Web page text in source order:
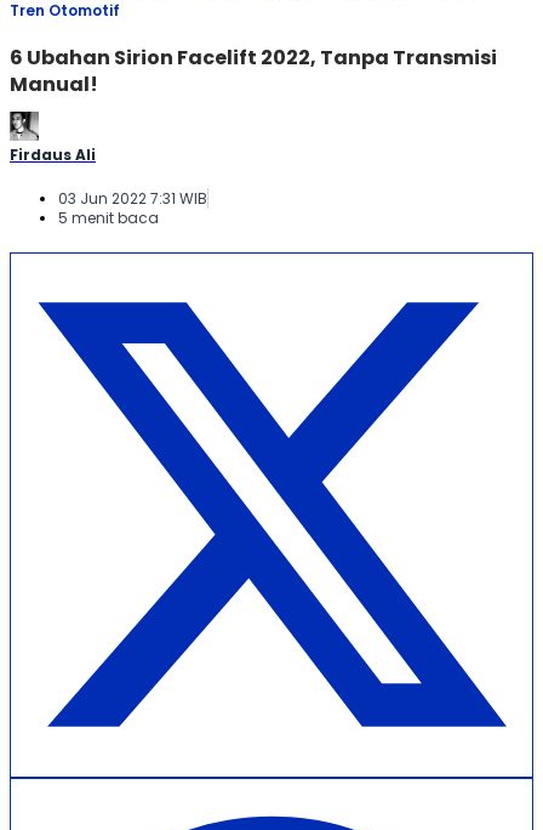
Tren Otomotif
6 Ubahan Sirion Facelift 2022, Tanpa Transmisi
Manual!
Firdaus Ali
03 Jun 2022 7:31 WIB
5 menit baca